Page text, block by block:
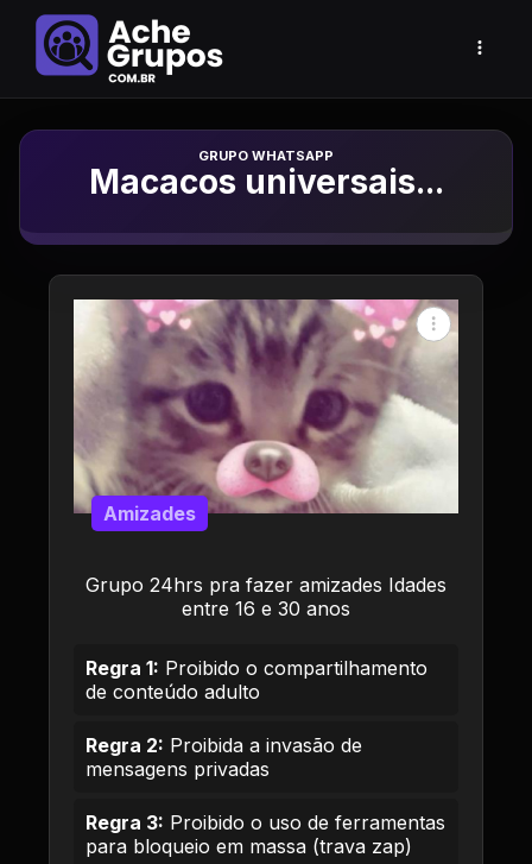
Grupo de Whatsapp
Macacos universais...
Grupo 24hrs pra fazer amizades Idades
entre 16 e 30 anos
Amizades
Regra 1: Proibido o compartilhamento
de conteúdo adulto
Regra 2: Proibida a invasão de
mensagens privadas
Regra 3: Proibido o uso de ferramentas
para bloqueio em massa (trava zap)